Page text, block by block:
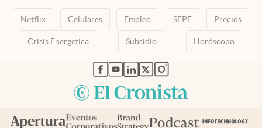
Netflix Celulares Empleo SEPE Precios
Crisis Energetica Subsidio Horóscopo
abre en nueva pestaña
abre en nueva pestaña
abre en nueva pestaña
abre en nueva pestaña
abre en nueva pestaña